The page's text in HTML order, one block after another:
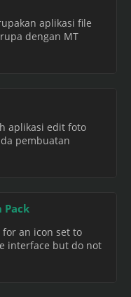
aplikasi file
dengan MT
aplikasi edit foto
pembuatan
Pack
an icon set to
interface but do not